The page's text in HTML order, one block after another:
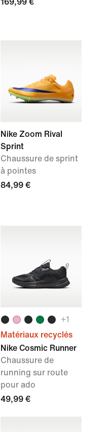
Nike Zoom Rival
Sprint
Chaussure de sprint
à pointes
84,99 €
+1
Matériaux recyclés
Nike Cosmic Runner
Chaussure de
running sur route
pour ado
49,99 €